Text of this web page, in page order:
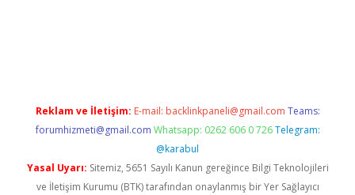
Reklam ve İletişim: E-mail: backlinkpaneli@gmail.com Teams:
forumhizmeti@gmail.com Whatsapp: 0262 606 0 726 Telegram:
@karabul
Yasal Uyarı: Sitemiz, 5651 Sayılı Kanun gereğince Bilgi Teknolojileri
ve İletişim Kurumu (BTK) tarafından onaylanmış bir Yer Sağlayıcı